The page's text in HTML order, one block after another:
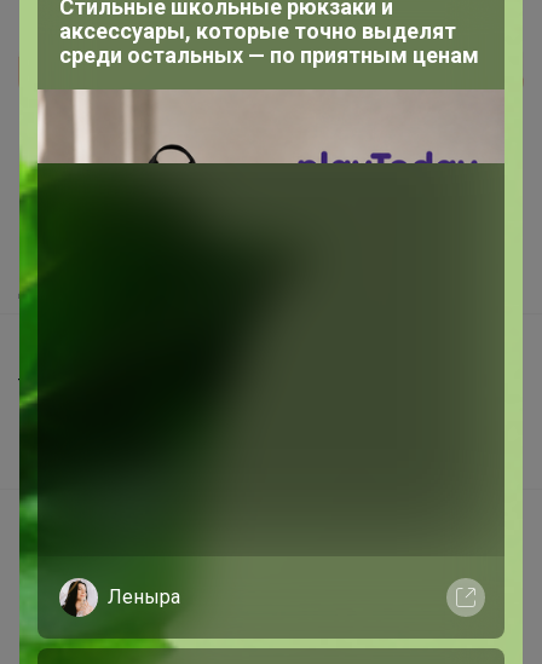
Как здесь все устроено?
Как сделать заказ?
Доставка
Торговые марки
Подарочные сертификаты
Реклама на сайте
Поставщикам
Вакансии
Стильные школьные рюкзаки и
аксессуары, которые точно выделят
среди остальных — по приятным ценам
Леныра